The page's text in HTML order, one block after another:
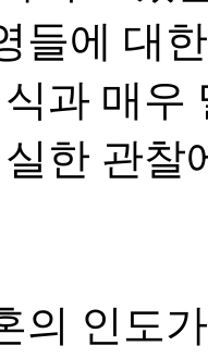
들에 대
과 매우
한 관찰
의 인도